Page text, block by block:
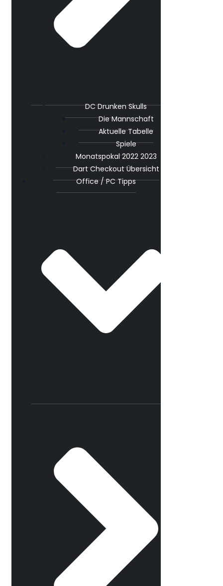
DC Drunken Skulls
Die Mannschaft
Aktuelle Tabelle
Spiele
Monatspokal 2022 2023
Dart Checkout Übersicht
Office / PC Tipps